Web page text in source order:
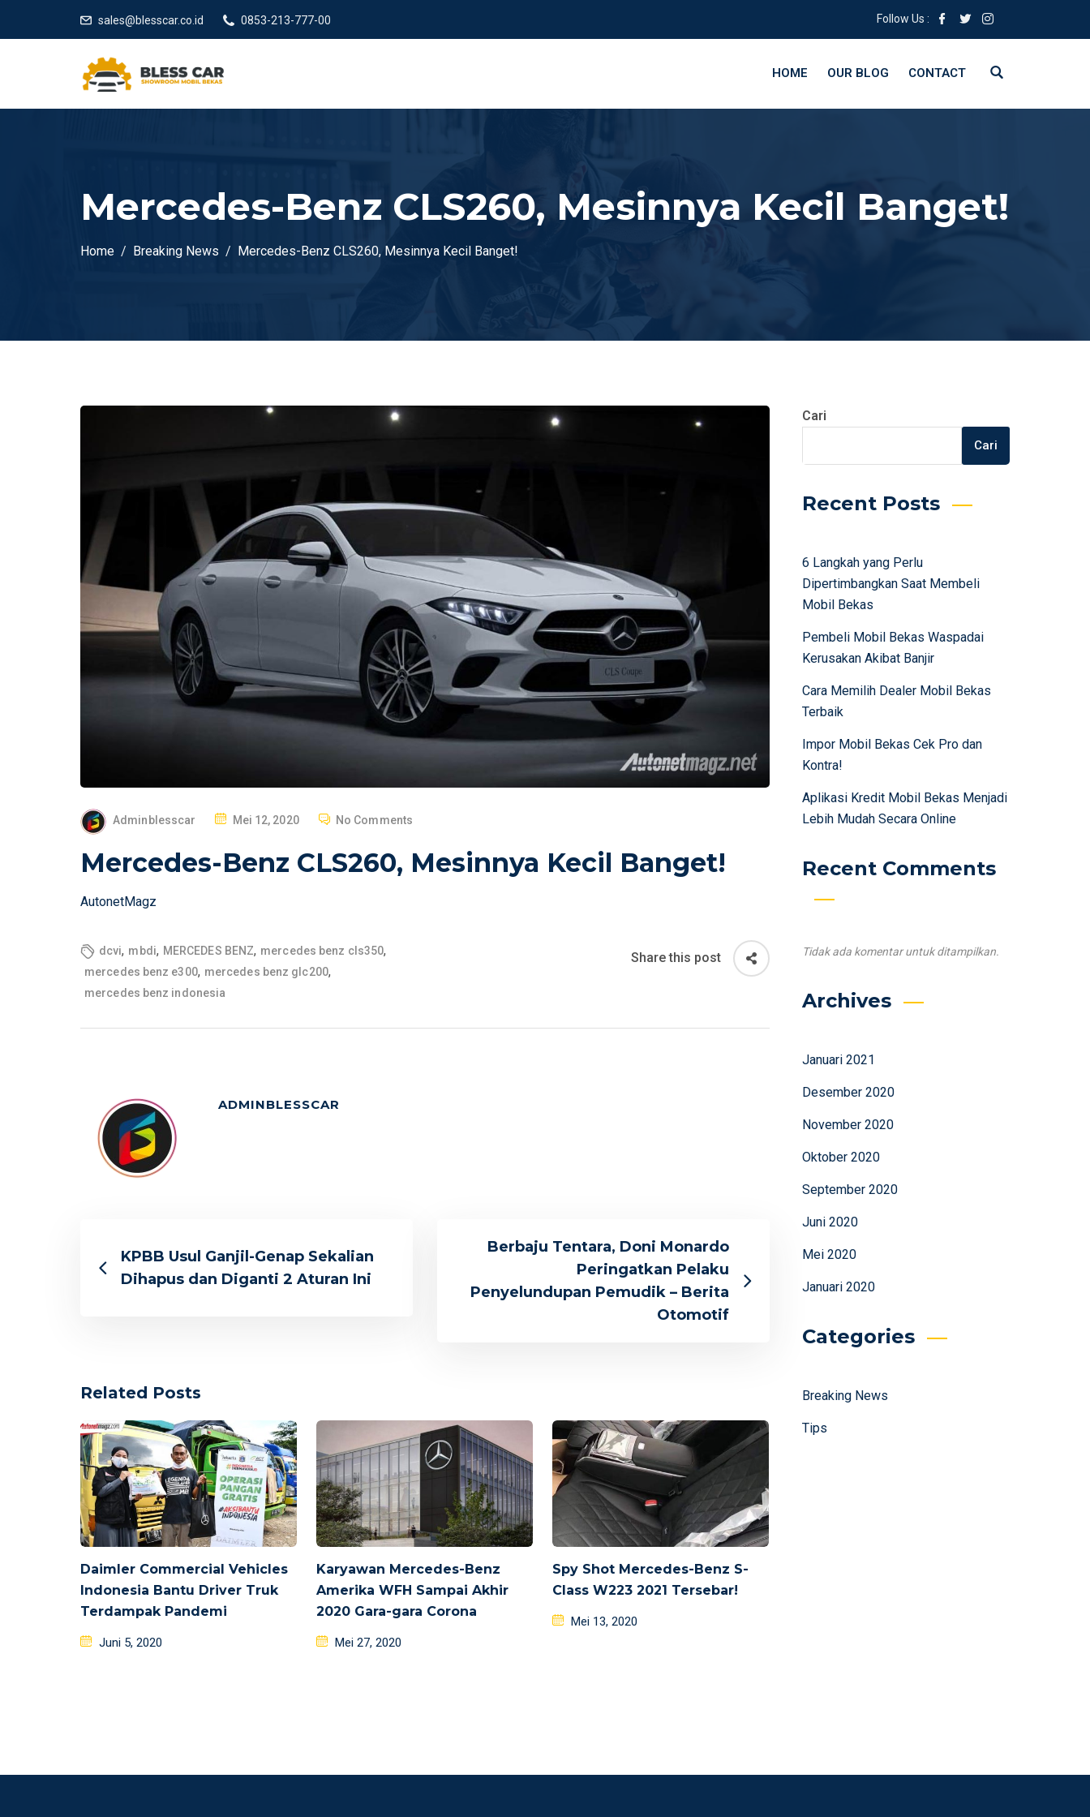
sales@blesscar.co.id 0853-213-777-00 Follow Us :
HOME OUR BLOG CONTACT
Mercedes-Benz CLS260, Mesinnya Kecil Banget!
Home Breaking News Mercedes-Benz CLS260, Mesinnya Kecil Banget!
Adminblesscar
P
S
O
Mei 12, 2020 No Comments
Mercedes-Benz CLS260, Mesinnya Kecil Banget!
AutonetMagz
dcvi, mbdi, MERCEDES BENZ, mercedes benz cls350,
mercedes benz e300, mercedes benz glc200,
mercedes benz indonesia
Share this post
ADMINBLESSCAR
KPBB Usul Ganjil-Genap Sekalian
Dihapus dan Diganti 2 Aturan Ini
Berbaju Tentara, Doni Monardo
Peringatkan Pelaku
Penyelundupan Pemudik – Berita
Otomotif
Related Posts
Daimler Commercial Vehicles
Indonesia Bantu Driver Truk
Terdampak Pandemi
Posted
Juni 5, 2020
Karyawan Mercedes-Benz
Amerika WFH Sampai Akhir
2020 Gara-gara Corona
Posted
Mei 27, 2020
Spy Shot Mercedes-Benz S-
Class W223 2021 Tersebar!
Posted
Mei 13, 2020
Cari
Cari
Recent Posts
6 Langkah yang Perlu
Dipertimbangkan Saat Membeli
Mobil Bekas
Pembeli Mobil Bekas Waspadai
Kerusakan Akibat Banjir
Cara Memilih Dealer Mobil Bekas
Terbaik
Impor Mobil Bekas Cek Pro dan
Kontra!
Aplikasi Kredit Mobil Bekas Menjadi
Lebih Mudah Secara Online
Recent Comments
Tidak ada komentar untuk ditampilkan.
Archives
Januari 2021
Desember 2020
November 2020
Oktober 2020
September 2020
Juni 2020
Mei 2020
Januari 2020
Categories
Breaking News
Tips